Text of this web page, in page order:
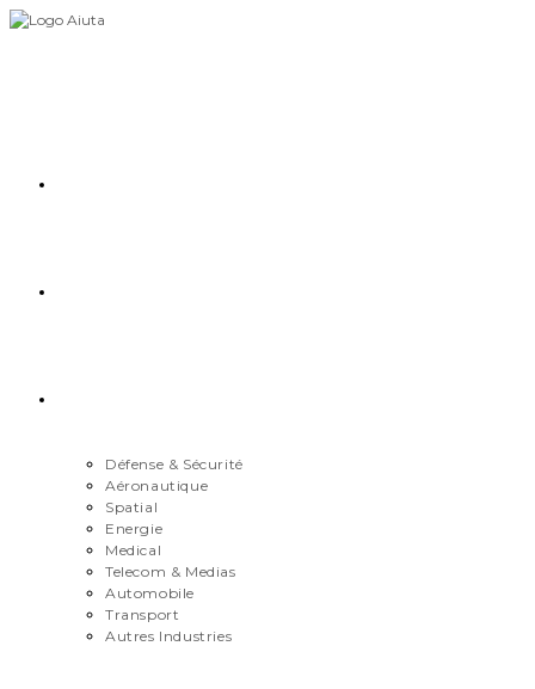
Skip
Défense & Sécurité
Aéronautique
Spatial
Energie
Medical
Telecom & Medias
Automobile
Transport
Autres Industries